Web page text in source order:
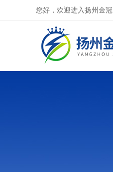
您好，欢迎进入扬州金